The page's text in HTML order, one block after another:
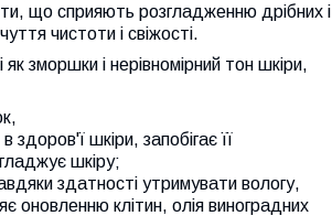
що сприяють розгладженню дрібних і
чистоти і свіжості.
зморшки і нерівномірний тон шкіри,
шкіри, запобігає її
шкіру;
здатності утримувати вологу,
оновленню клітин, олія виноградних